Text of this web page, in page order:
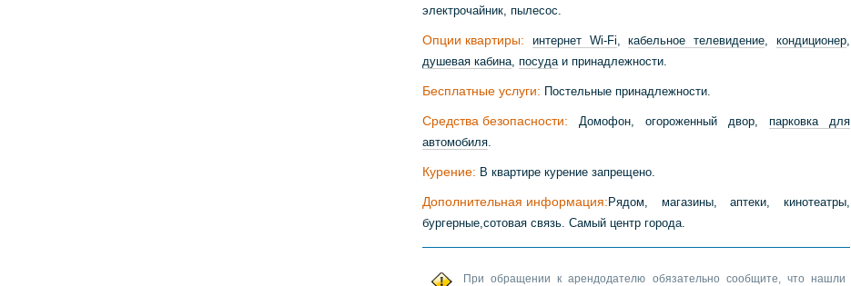
электрочайник, пылесос.
Опции квартиры: интернет Wi-Fi ,кабельное телевидение ,кондиционер
душевая кабина посуда и принадлежности.
Бесплатные услуги: Постельные принадлежности.
Средства безопасности: Домофон, огороженный двор, парковка для
автомобиля
Курение: В квартире курение запрещено.
Дополнительная информация:Рядом, магазины, аптеки, кинотеатры,
бургерные,сотовая связь. Самый центр города.
При обращении к арендодателю обязательно сообщите, что нашли